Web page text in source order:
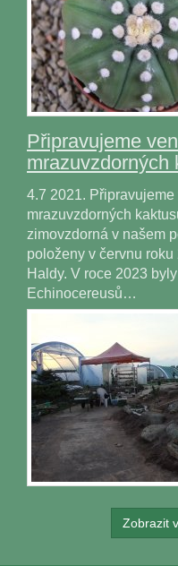
Připravujeme
mrazuvzdorných
4.7 2021.
mrazuvzdorných
zimovzdorná v našem
položeny v červnu
Haldy. V roce 2023
Echinocereusů…
Zobrazit